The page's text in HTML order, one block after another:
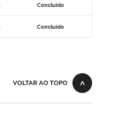
Concluído
Concluído
VOLTAR AO TOPO